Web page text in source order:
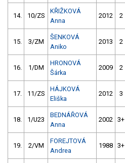
14. 10/ZS
KŘIŽKOVÁ
Anna
2012 2
15. 3/ZM
ŠENKOVÁ
Aniko
2013 2
16. 1/DM
HRONOVÁ
Šárka
2009 2
17. 11/ZS
HÁJKOVÁ
Eliška
2012 3
18. 1/U23
BEDNÁŘOVÁ
Anna
2002 3+
19. 2/VM
FOREJTOVÁ
Andrea
1988 3+